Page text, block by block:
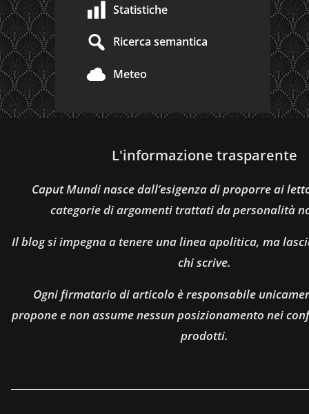
Statistiche
Ricerca semantica
Meteo
L'informazione trasparente
Caput Mundi nasce dall’esigenza di proporre ai
categorie di argomenti trattati da personalità
Il blog si impegna a tenere una linea apolitica, ma
chi scrive.
Ogni firmatario di articolo è responsabile
propone e non assume nessun posizionamento nei
prodotti.